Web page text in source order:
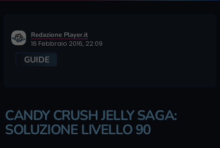
Redazione Player.it
16 Febbraio 2016, 22:09
GUIDE
CANDY CRUSH JELLY SAGA:
SOLUZIONE LIVELLO 90